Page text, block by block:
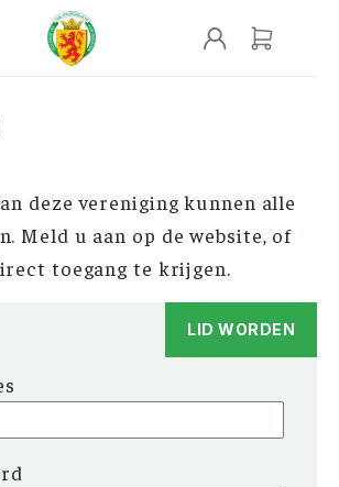
deze vereniging kunnen alle
Meld u aan op de website, of
toegang te krijgen.
LID WORDEN